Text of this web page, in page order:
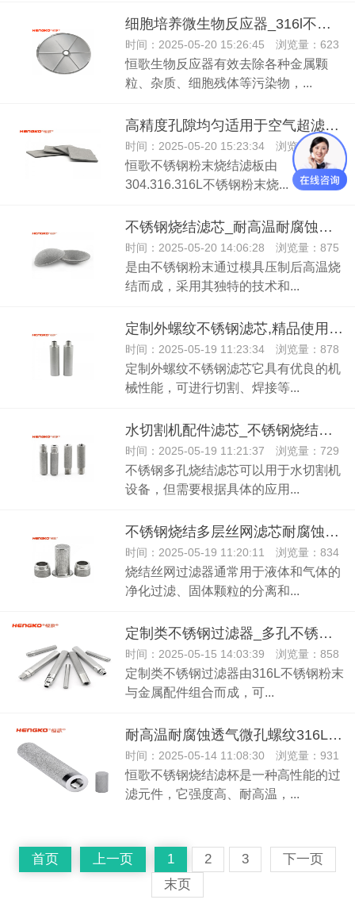
细胞培养微生物反应器_316l不锈钢滤芯过滤颗粒污染物高精密过滤
时间：2025-05-20 15:26:45 浏览量：623
恒歌生物反应器有效去除各种金属颗
粒、杂质、细胞残体等污染物，...
高精度孔隙均匀适用于空气超滤不锈钢烧结滤芯
时间：2025-05-20 15:23:34 浏览量：763
恒歌不锈钢粉末烧结滤板由
304.316.316L不锈钢粉末烧...
不锈钢烧结滤芯_耐高温耐腐蚀不锈钢杯状滤芯
时间：2025-05-20 14:06:28 浏览量：875
是由不锈钢粉末通过模具压制后高温烧
结而成，采用其独特的技术和...
定制外螺纹不锈钢滤芯,精品使用寿命长易清洗工业设备滤芯
时间：2025-05-19 11:23:34 浏览量：878
定制外螺纹不锈钢滤芯它具有优良的机
械性能，可进行切割、焊接等...
水切割机配件滤芯_不锈钢烧结滤芯
时间：2025-05-19 11:21:37 浏览量：729
不锈钢多孔烧结滤芯可以用于水切割机
设备，但需要根据具体的应用...
不锈钢烧结多层丝网滤芯耐腐蚀易清洗过滤器
时间：2025-05-19 11:20:11 浏览量：834
烧结丝网过滤器通常用于液体和气体的
净化过滤、固体颗粒的分离和...
定制类不锈钢过滤器_多孔不锈钢烧结滤芯
时间：2025-05-15 14:03:39 浏览量：858
定制类不锈钢过滤器由316L不锈钢粉末
与金属配件组合而成，可...
耐高温耐腐蚀透气微孔螺纹316L不锈钢滤芯滤杯
时间：2025-05-14 11:08:30 浏览量：931
恒歌不锈钢烧结滤杯是一种高性能的过
滤元件，它强度高、耐高温，...
首页 上一页 1 2 3
下一页
末页